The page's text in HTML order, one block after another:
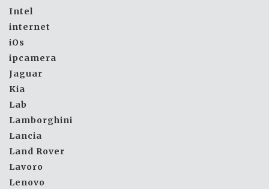
Intel
internet
iOs
ipcamera
Jaguar
Kia
Lab
Lamborghini
Lancia
Land Rover
Lavoro
Lenovo